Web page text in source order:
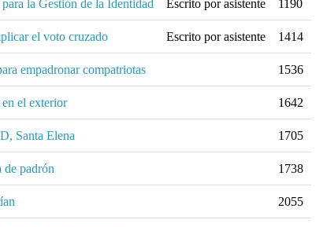
la Gestión de la Identidad Escrito por asistente 1190
el voto cruzado Escrito por asistente 1414
empadronar compatriotas 1536
el exterior 1642
Santa Elena 1705
de padrón 1738
2055